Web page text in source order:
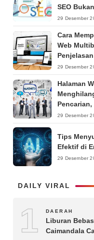
SEO
Ranking
29 Desember
Cara
Web
29 Desember
Halaman
Dilakukan?
29 Desember
Tips
Efektif di
29 Desember
DAILY VIRAL
1 DAERAH
Liburan
Caimandala